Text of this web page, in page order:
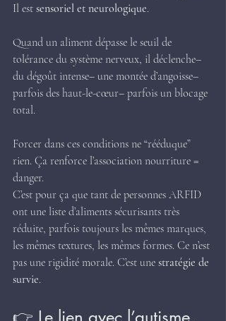
Il est sensoriel et neurologique.
Quand un aliment dépasse le seuil de
tolérance du système nerveux, il déclenche–
du dégoût intense– une montée d’angoisse–
parfois des haut-le-cœur– parfois un blocage
total.
Forcer dans ces conditions ne “rééduque”
rien. Ça renforce l’association nourriture =
danger.
C’est pour ça que tant de personnes ARFID
ont une liste d’aliments sécurisants très
réduite, parfois toujours les mêmes marques,
les mêmes textures, les mêmes formes. Ce n’est
pas une rigidité morale. C’est une stratégie de
survie.